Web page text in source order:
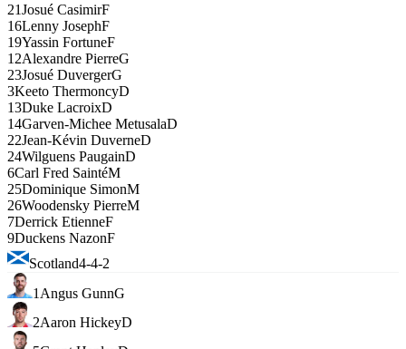
21Josué CasimirF
16Lenny JosephF
19Yassin FortuneF
12Alexandre PierreG
23Josué DuvergerG
3Keeto ThermoncyD
13Duke LacroixD
14Garven-Michee MetusalaD
22Jean-Kévin DuverneD
24Wilguens PaugainD
6Carl Fred SaintéM
25Dominique SimonM
26Woodensky PierreM
7Derrick EtienneF
9Duckens NazonF
Scotland4-4-2
1 Angus GunnG
2Aaron HickeyD